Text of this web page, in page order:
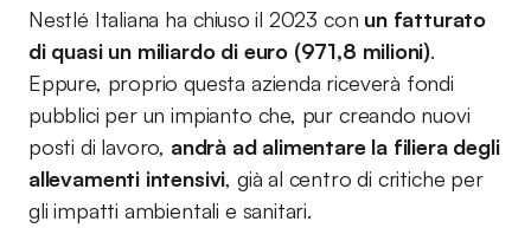
Nestlé Italiana ha chiuso il 2023 con un fatturato
di quasi un miliardo di euro (971,8 milioni).
Eppure, proprio questa azienda riceverà fondi
pubblici per un impianto che, pur creando nuovi
posti di lavoro, andrà ad alimentare la filiera degli
allevamenti intensivi, già al centro di critiche per
gli impatti ambientali e sanitari.